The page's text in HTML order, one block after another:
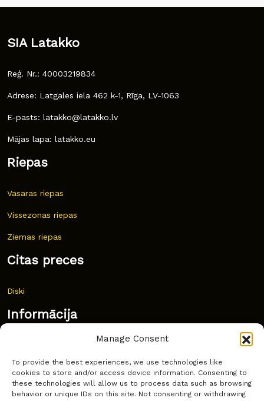
Manage Consent
To provide the best experiences, we use technologies like
cookies to store and/or access device information. Consenting to
these technologies will allow us to process data such as browsing
behavior or unique IDs on this site. Not consenting or withdrawing
SIA Latakko
Reģ. Nr.: 40003219834
Adrese: Latgales iela 462 k-1, Rīga, LV-1063
E-pasts: latakko@latakko.lv
Mājas lapa: latakko.eu
Riepas
Vasaras riepas
Vissezonas riepas
Ziemas riepas
Citas preces
Diski
Informācija
Bieži uzdoti jautājumi
Kur pirkt?